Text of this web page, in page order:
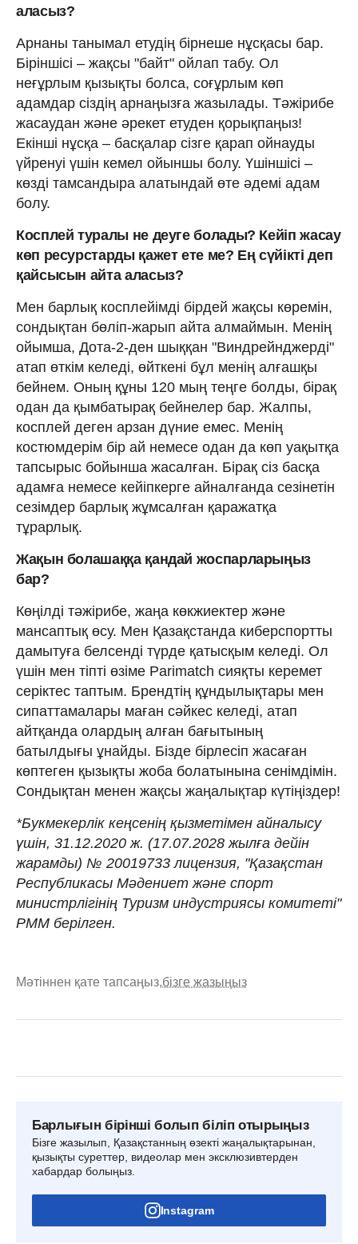
аласыз?
Арнаны танымал етудің бірнеше нұсқасы бар.
Біріншісі – жақсы "байт" ойлап табу. Ол
неғұрлым қызықты болса, соғұрлым көп
адамдар сіздің арнаңызға жазылады. Тәжірибе
жасаудан және әрекет етуден қорықпаңыз!
Екінші нұсқа – басқалар сізге қарап ойнауды
үйренуі үшін кемел ойыншы болу. Үшіншісі –
көзді тамсандыра алатындай өте әдемі адам
болу.
Косплей туралы не деуге болады? Кейіп жасау
көп ресурстарды қажет ете ме? Ең сүйікті деп
қайсысын айта аласыз?
Мен барлық косплейімді бірдей жақсы көремін,
сондықтан бөліп-жарып айта алмаймын. Менің
ойымша, Дота-2-ден шыққан "Виндрейнджерді"
атап өткім келеді, өйткені бұл менің алғашқы
бейнем. Оның құны 120 мың теңге болды, бірақ
одан да қымбатырақ бейнелер бар. Жалпы,
косплей деген арзан дүние емес. Менің
костюмдерім бір ай немесе одан да көп уақытқа
тапсырыс бойынша жасалған. Бірақ сіз басқа
адамға немесе кейіпкерге айналғанда сезінетін
сезімдер барлық жұмсалған қаражатқа
тұрарлық.
Жақын болашаққа қандай жоспарларыңыз
бар?
Көңілді тәжірибе, жаңа көкжиектер және
мансаптық өсу. Мен Қазақстанда киберспортты
дамытуға белсенді түрде қатысқым келеді. Ол
үшін мен тіпті өзіме Parimatch сияқты керемет
серіктес таптым. Брендтің құндылықтары мен
сипаттамалары маған сәйкес келеді, атап
айтқанда олардың алған бағытының
батылдығы ұнайды. Бізде бірлесіп жасаған
көптеген қызықты жоба болатынына сенімдімін.
Сондықтан менен жақсы жаңалықтар күтіңіздер!
*Букмекерлік кеңсенің қызметімен айналысу
үшін, 31.12.2020 ж. (17.07.2028 жылға дейін
жарамды) № 20019733 лицензия, "Қазақстан
Республикасы Мәдениет және спорт
министрлігінің Туризм индустриясы комитеті"
РММ берілген.
Мәтіннен қате тапсаңыз,бізге жазыңыз
Барлығын бірінші болып біліп отырыңыз
Бізге жазылып, Қазақстанның өзекті жаңалықтарынан,
қызықты суреттер, видеолар мен эксклюзивтерден
хабардар болыңыз.
Instagram